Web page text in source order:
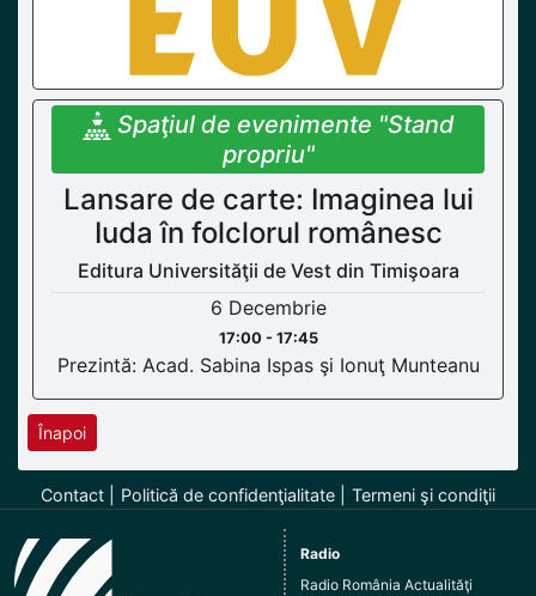
Spaţiul de evenimente "Stand
propriu"
Lansare de carte: Imaginea lui
Iuda în folclorul românesc
Editura Universităţii de Vest din Timişoara
6 Decembrie
17:00 - 17:45
Prezintă: Acad. Sabina Ispas şi Ionuţ Munteanu
Înapoi
Contact Politică de confidenţialitate Termeni şi condiţii
Radio
Radio România Actualităţi